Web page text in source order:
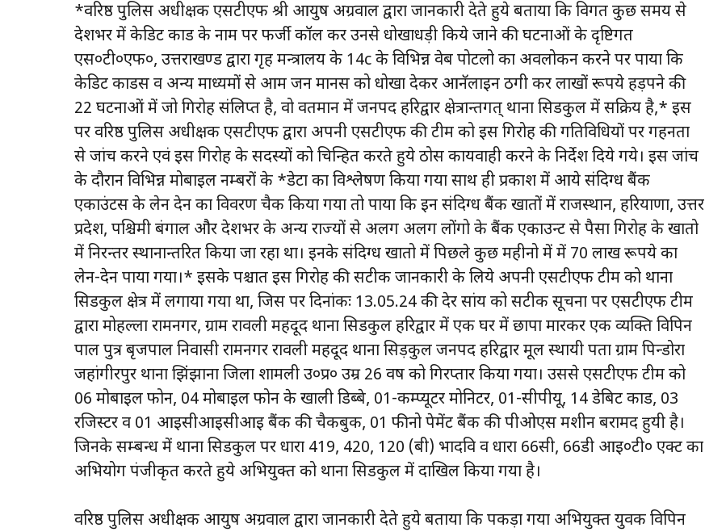
*वरिष्ठ पुलिस अधीक्षक एसटीएफ श्री आयुष अग्रवाल द्वारा जानकारी देते हुये बताया कि विगत कुछ समय से
देशभर में केडिट कार्ड के नाम पर फर्जी कॉल कर उनसे धोखाधड़ी किये जाने की घटनाओं के दृष्टिगत
एस०टी०एफ०, उत्तराखण्ड द्वारा गृह मन्त्रालय के 14c के विभिन्न वेब पोर्टलो का अवलोकन करने पर पाया कि
केडिट कार्डस व अन्य माध्यमों से आम जन मानस को धोखा देकर आनॅलाईन ठगी कर लाखों रूपये हड़पने की
22 घटनाओं में जो गिरोह संलिप्त है, वो वर्तमान में जनपद हरिद्वार क्षेत्रार्न्तगत् थाना सिडकुल में सक्रिय है,* इस
पर वरिष्ठ पुलिस अधीक्षक एसटीएफ द्वारा अपनी एसटीएफ की टीम को इस गिरोह की गतिविधियों पर गहनता
से जांच करने एवं इस गिरोह के सदस्यों को चिन्हित करते हुये ठोस कार्यवाही करने के निर्देश दिये गये। इस जांच
के दौरान विभिन्न मोबाईल नम्बरों के *डेटा का विश्लेषण किया गया साथ ही प्रकाश में आये संदिग्ध बैंक
एकाउंटस के लेन देन का विवरण चैक किया गया तो पाया कि इन संदिग्ध बैंक खातों में राजस्थान, हरियाणा, उत्तर
प्रदेश, पश्चिमी बंगाल और देशभर के अन्य राज्यों से अलग अलग लोंगो के बैंक एकाउन्ट से पैसा गिरोह के खातो
में निरन्तर स्थानान्तरित किया जा रहा था। इनके संदिग्ध खातो में पिछले कुछ महीनो में में 70 लाख रूपये का
लेन-देन पाया गया।* इसके पश्चात इस गिरोह की सटीक जानकारी के लिये अपनी एसटीएफ टीम को थाना
सिडकुल क्षेत्र में लगाया गया था, जिस पर दिनांकः 13.05.24 की देर सांय को सटीक सूचना पर एसटीएफ टीम
द्वारा मोहल्ला रामनगर, ग्राम रावली महदूद थाना सिडकुल हरिद्वार में एक घर में छापा मारकर एक व्यक्ति विपिन
पाल पुत्र बृजपाल निवासी रामनगर रावली महदूद थाना सिड़कुल जनपद हरिद्वार मूल स्थायी पता ग्राम पिन्डोरा
जहांगीरपुर थाना झिंझाना जिला शामली उ०प्र० उम्र 26 वर्ष को गिरप्तार किया गया। उससे एसटीएफ टीम को
06 मोबाईल फोन, 04 मोबाईल फोन के खाली डिब्बे, 01-कम्प्यूटर मोनिटर, 01-सीपीयू, 14 डेबिट कार्ड, 03
रजिस्टर व 01 आईसीआईसीआई बैंक की चैकबुक, 01 फीनो पेमेंट बैंक की पीओएस मशीन बरामद हुयी है।
जिनके सम्बन्ध में थाना सिडकुल पर धारा 419, 420, 120 (बी) भादवि व धारा 66सी, 66डी आई०टी० एक्ट का
अभियोग पंजीकृत करते हुये अभियुक्त को थाना सिडकुल में दाखिल किया गया है।
वरिष्ठ पुलिस अधीक्षक आयुष अग्रवाल द्वारा जानकारी देते हुये बताया कि पकड़ा गया अभियुक्त युवक विपिन